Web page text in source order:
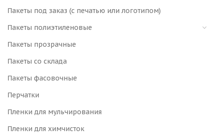
Пакеты под заказ (с печатью или логотипом)
Пакеты полиэтиленовые
Пакеты прозрачные
Пакеты со склада
Пакеты фасовочные
Перчатки
Пленки для мульчирования
Пленки для химчисток